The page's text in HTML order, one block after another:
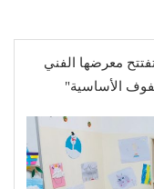
معرضها الفني
الأساسية"